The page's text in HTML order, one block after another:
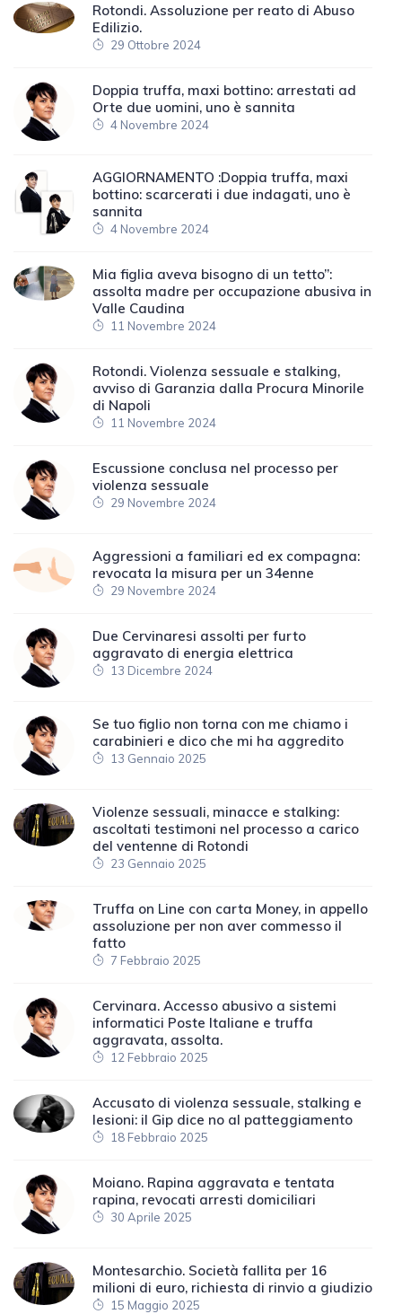
Rotondi. Assoluzione per reato di Abuso
Edilizio.
29 Ottobre 2024
Doppia truffa, maxi bottino: arrestati ad
Orte due uomini, uno è sannita
4 Novembre 2024
AGGIORNAMENTO :Doppia truffa, maxi
bottino: scarcerati i due indagati, uno è
sannita
4 Novembre 2024
Mia figlia aveva bisogno di un tetto”:
assolta madre per occupazione abusiva in
Valle Caudina
11 Novembre 2024
Rotondi. Violenza sessuale e stalking,
avviso di Garanzia dalla Procura Minorile
di Napoli
11 Novembre 2024
Escussione conclusa nel processo per
violenza sessuale
29 Novembre 2024
Aggressioni a familiari ed ex compagna:
revocata la misura per un 34enne
29 Novembre 2024
Due Cervinaresi assolti per furto
aggravato di energia elettrica
13 Dicembre 2024
Se tuo figlio non torna con me chiamo i
carabinieri e dico che mi ha aggredito
13 Gennaio 2025
Violenze sessuali, minacce e stalking:
ascoltati testimoni nel processo a carico
del ventenne di Rotondi
23 Gennaio 2025
Truffa on Line con carta Money, in appello
assoluzione per non aver commesso il
fatto
7 Febbraio 2025
Cervinara. Accesso abusivo a sistemi
informatici Poste Italiane e truffa
aggravata, assolta.
12 Febbraio 2025
Accusato di violenza sessuale, stalking e
lesioni: il Gip dice no al patteggiamento
18 Febbraio 2025
Moiano. Rapina aggravata e tentata
rapina, revocati arresti domiciliari
30 Aprile 2025
Montesarchio. Società fallita per 16
milioni di euro, richiesta di rinvio a giudizio
15 Maggio 2025